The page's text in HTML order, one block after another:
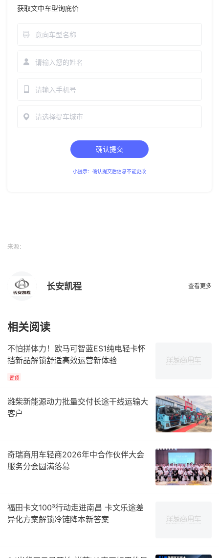
获取文中车型询底价
请选择提车城市
确认提交
小提示：确认提交后信息不能更改
来源：
长安凯程 查看更多
相关阅读
不怕拼体力！欧马可智蓝ES1纯电轻卡怀
挡新品解锁舒适高效运营新体验
置顶
潍柴新能源动力批量交付长途干线运输大
客户
奇瑞商用车轻商2026年中合作伙伴大会
服务分会圆满落幕
福田卡文100³行动走进南昌 卡文乐途差
异化方案解锁冷链降本新答案